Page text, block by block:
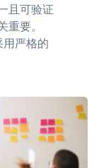
且可验证
要。
严格的